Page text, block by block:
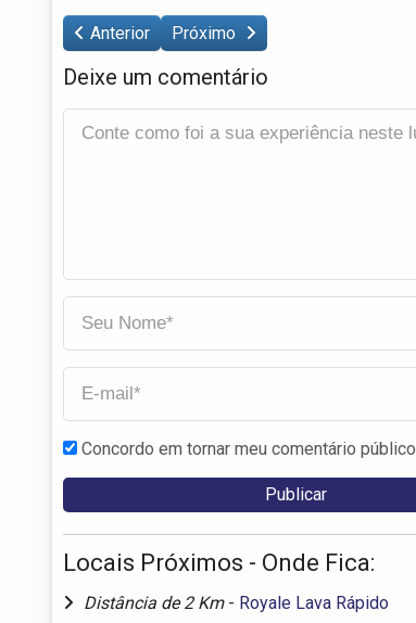
Anterior Próximo
Deixe um comentário
Concordo em tornar meu comentário público
Locais Próximos - Onde Fica:
Distância de 2 Km - Royale Lava Rápido